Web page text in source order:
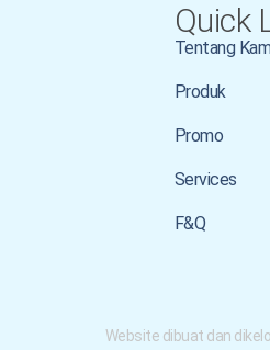
Quick
Tentang
Produk
Promo
Services
F&Q
Website dibuat dan